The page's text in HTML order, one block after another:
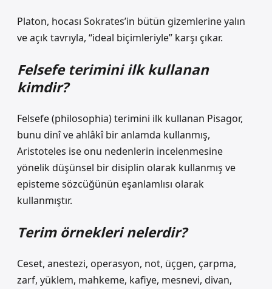
Platon, hocası Sokrates’in bütün gizemlerine yalın
ve açık tavrıyla, “ideal biçimleriyle” karşı çıkar.
Felsefe terimini ilk kullanan
kimdir?
Felsefe (philosophia) terimini ilk kullanan Pisagor,
bunu dinî ve ahlâkî bir anlamda kullanmış,
Aristoteles ise onu nedenlerin incelenmesine
yönelik düşünsel bir disiplin olarak kullanmış ve
episteme sözcüğünün eşanlamlısı olarak
kullanmıştır.
Terim örnekleri nelerdir?
Ceset, anestezi, operasyon, not, üçgen, çarpma,
zarf, yüklem, mahkeme, kafiye, mesnevi, divan,